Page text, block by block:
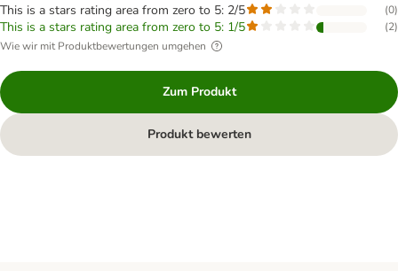
This is a stars rating area from zero to 5: 2/5 (0)
This is a stars rating area from zero to 5: 1/5 (2)
Wie wir mit Produktbewertungen umgehen
Zum Produkt
Produkt bewerten